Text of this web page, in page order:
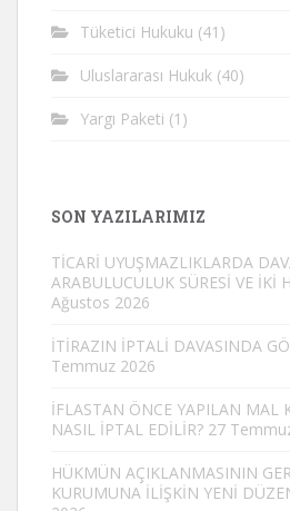
Tüketici Hukuku (41)
Uluslararası Hukuk (40)
Yargı Paketi (1)
SON YAZILARIMIZ
TİCARİ UYUŞMAZLIKLARDA
ARABULUCULUK SÜRESİ VE İKİ
Ağustos 2026
İTİRAZIN İPTALİ DAVASINDA
Temmuz 2026
İFLASTAN ÖNCE YAPILAN MAL
NASIL İPTAL EDİLİR? 27
HÜKMÜN AÇIKLANMASININ
KURUMUNA İLİŞKİN YENİ